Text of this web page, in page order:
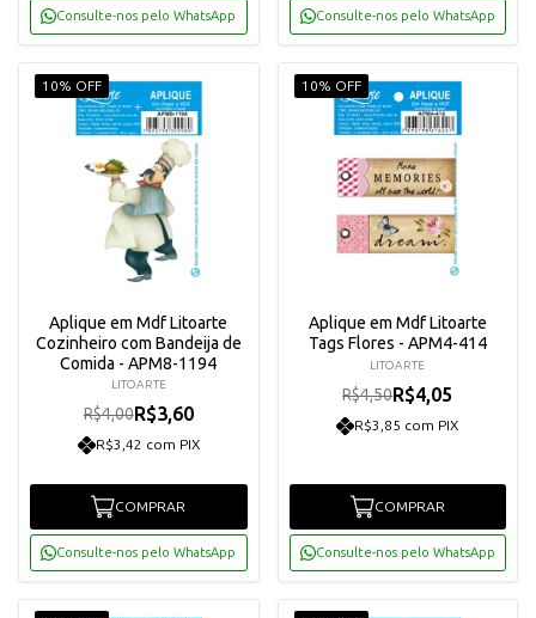
Consulte-nos pelo WhatsApp Consulte-nos pelo WhatsApp
10% OFF
Aplique em Mdf Litoarte
Cozinheiro com Bandeija de
Comida - APM8-1194
LITOARTE
R$4,00R$3,60
R$3,42 com PIX
COMPRAR
Consulte-nos pelo WhatsApp
10% OFF
Aplique em Mdf Litoarte
Tags Flores - APM4-414
LITOARTE
R$4,50R$4,05
R$3,85 com PIX
COMPRAR
Consulte-nos pelo WhatsApp